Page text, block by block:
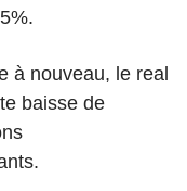
à nouveau, le real
baisse de